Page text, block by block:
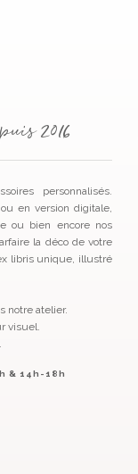
2016
personnalisés.
en version digitale,
ou bien encore nos
la déco de votre
libris unique, illustré
notre atelier.
visuel.
& 14h-18h